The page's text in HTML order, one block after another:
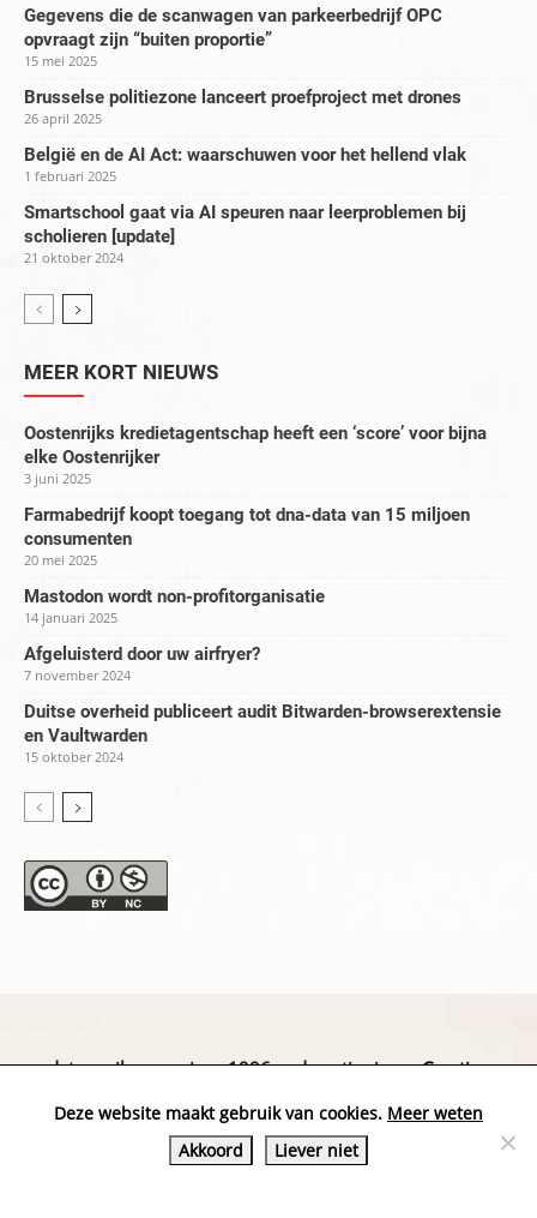
Gegevens die de scanwagen van parkeerbedrijf OPC
opvraagt zijn “buiten proportie”
15 mei 2025
Brusselse politiezone lanceert proefproject met drones
26 april 2025
België en de AI Act: waarschuwen voor het hellend vlak
1 februari 2025
Smartschool gaat via AI speuren naar leerproblemen bij
scholieren [update]
21 oktober 2024
MEER KORT NIEUWS
Oostenrijks kredietagentschap heeft een ‘score’ voor bijna
elke Oostenrijker
3 juni 2025
Farmabedrijf koopt toegang tot dna-data van 15 miljoen
consumenten
20 mei 2025
Mastodon wordt non-profitorganisatie
14 januari 2025
Afgeluisterd door uw airfryer?
7 november 2024
Duitse overheid publiceert audit Bitwarden-browserextensie
en Vaultwarden
15 oktober 2024
datapanik.org – since 1996 and continuing »Creative
Website by Exterwerk — Logo + graphics by
Deze website maakt gebruik van cookies. Meer weten
Akkoord
Liever niet